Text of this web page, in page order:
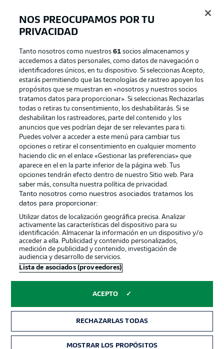
Publicidad Aviso legal
Gestionar las preferencias Declaracion de privacidad
Canales Trabajos
Jugadores Condiciones de uso
Sello Editorial Contacto
© 2026 Bundesliga-Gruppe GmbH
Elegir idioma
Modo
NOS PREOCUPAMOS POR TU
PRIVACIDAD
Tanto nosotros como nuestros61 socios almacenamos y
accedemos a datos personales, como datos de navegación o
identificadores únicos, en tu dispositivo. Si seleccionas Acepto,
estarás permitiendo que las tecnologías de rastreo apoyen los
propósitos que se muestran en «nosotros y nuestros socios
tratamos datos para proporcionar». Si seleccionas Rechazarlas
todas o retiras tu consentimiento, los deshabilitarás. Si se
deshabilitan los rastreadores, parte del contenido y los
anuncios que ves podrían dejar de ser relevantes para ti.
Puedes volver a acceder a este menú para cambiar tus
opciones o retirar el consentimiento en cualquier momento
haciendo clic en el enlace «Gestionar las preferencias» que
aparece en el en la parte inferior de la página web. Tus
opciones tendrán efecto dentro de nuestro Sitio web. Para
saber más, consulta nuestra política de privacidad.
Tanto nosotros como nuestros asociados tratamos los
datos para proporcionar:
Utilizar datos de localización geográfica precisa. Analizar
activamente las características del dispositivo para su
identificación. Almacenar la información en un dispositivo y/o
acceder a ella. Publicidad y contenido personalizados,
medición de publicidad y contenido, investigación de
audiencia y desarrollo de servicios.
Lista de asociados (proveedores)
ACEPTO
RECHAZARLAS TODAS
MOSTRAR LOS PROPÓSITOS